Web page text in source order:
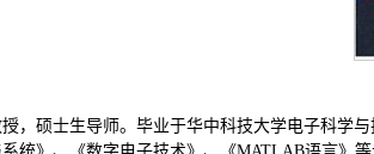
，硕士生导师。毕业于华中科技大学电子科学